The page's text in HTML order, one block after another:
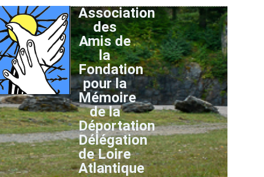
Association
des
Amis de
la
Fondation
pour la
Mémoire
de la
Déportation
Délégation
de Loire
Atlantique